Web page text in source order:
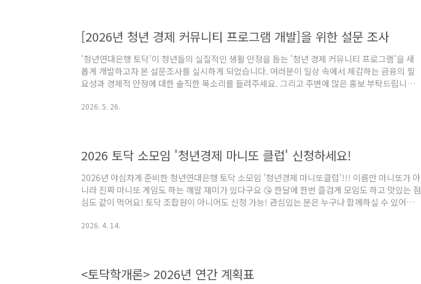
[2026년 청년 경제 커뮤니티 프로그램 개발]을 위한 설문 조사
'청년연대은행 토닥'이 청년들의 실질적인 생활 안정을 돕는 '청년 경제 커뮤니티 프로그램'을 새
롭게 개발하고자 본 설문조사를 실시하게 되었습니다. 여러분이 일상 속에서 체감하는 금융의 필
요성과 경제적 안정에 대한 솔직한 목소리를 들려주세요. 그리고 주변에 많은 홍보 부탁드립니다!
데 아주 중요한 밑거름이 될 것입니다. *조사 대상: 만 18세 ~ 39세 청년 (200명)*조사 목적: 청년
2026. 5. 26.
2026 토닥 소모임 '청년경제 마니또 클럽' 신청하세요!
2026년 야심차게 준비한 청년연대은행 토닥 소모임 '청년경제 마니또클럽'!!! 이름만 마니또가 아
니라 진짜 마니또 게임도 하는 깨알 재미가 있다구요 😘 한달에 한번 즐겁게 모임도 하고 맛있는 점
심도 같이 먹어요! 토닥 조합원이 아니어도 신청 가능! 관심있는 분은 누구나 함께하실 수 있어요~!
차-5/23(토) 11시. 경제보드게임 (경제도서 제공)2회차-6/27(토) 11시. 재무(가계부) 관리 강의
2026. 4. 14.
<토닥학개론> 2026년 연간 계획표